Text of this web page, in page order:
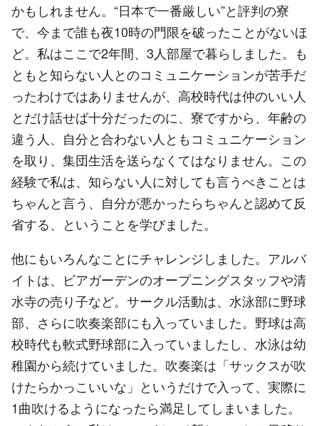
かもしれません。“日本で一番厳しい”と評判の寮
で、今まで誰も夜10時の門限を破ったことがないほ
ど。私はここで2年間、3人部屋で暮らしました。も
ともと知らない人とのコミュニケーションが苦手だ
ったわけではありませんが、高校時代は仲のいい人
とだけ話せば十分だったのに、寮ですから、年齢の
違う人、自分と合わない人ともコミュニケーション
を取り、集団生活を送らなくてはなりません。この
経験で私は、知らない人に対しても言うべきことは
ちゃんと言う、自分が悪かったらちゃんと認めて反
省する、ということを学びました。
他にもいろんなことにチャレンジしました。アルバ
イトは、ビアガーデンのオープニングスタッフや清
水寺の売り子など。サークル活動は、水泳部に野球
部、さらに吹奏楽部にも入っていました。野球は高
校時代も軟式野球部に入っていましたし、水泳は幼
稚園から続けていました。吹奏楽は「サックスが吹
けたらかっこいいな」というだけで入って、実際に
1曲吹けるようになったら満足してしまいました。